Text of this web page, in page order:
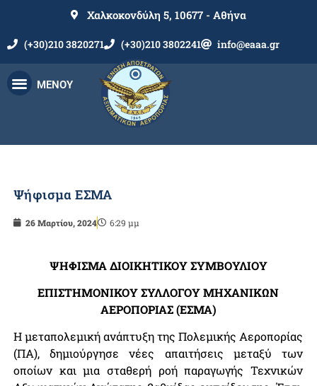
Χαλκοκονδύλη 5, 10677 - Αθήνα
(+30)210 3820271 (+30)210 3802241 info@eaaa.gr
ΜΕΝΟΥ
Ψήφισμα ΕΣΜΑ
26 Μαρτίου, 2024 6:29 μμ
ΨΗΦΙΣΜΑ ΔΙΟΙΚΗΤΙΚΟΥ ΣΥΜΒΟΥΛΙΟΥ
ΕΠΙΣΤΗΜΟΝΙΚΟΥ ΣΥΛΛΟΓΟΥ ΜΗΧΑΝΙΚΩΝ
ΑΕΡΟΠΟΡΙΑΣ (ΕΣΜΑ)
Η μεταπολεμική ανάπτυξη της Πολεμικής Αεροπορίας
(ΠΑ), δημιούργησε νέες απαιτήσεις μεταξύ των
οποίων και μια σταθερή ροή παραγωγής Τεχνικών